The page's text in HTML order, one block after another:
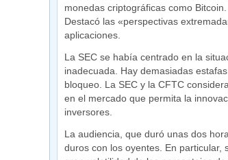
monedas criptográficas como
Destacó las «perspectivas
aplicaciones.
La SEC se había centrado en la
inadecuada. Hay demasiadas
bloqueo. La SEC y la CFTC
en el mercado que permita la
inversores.
La audiencia, que duró unas dos
duros con los oyentes. En